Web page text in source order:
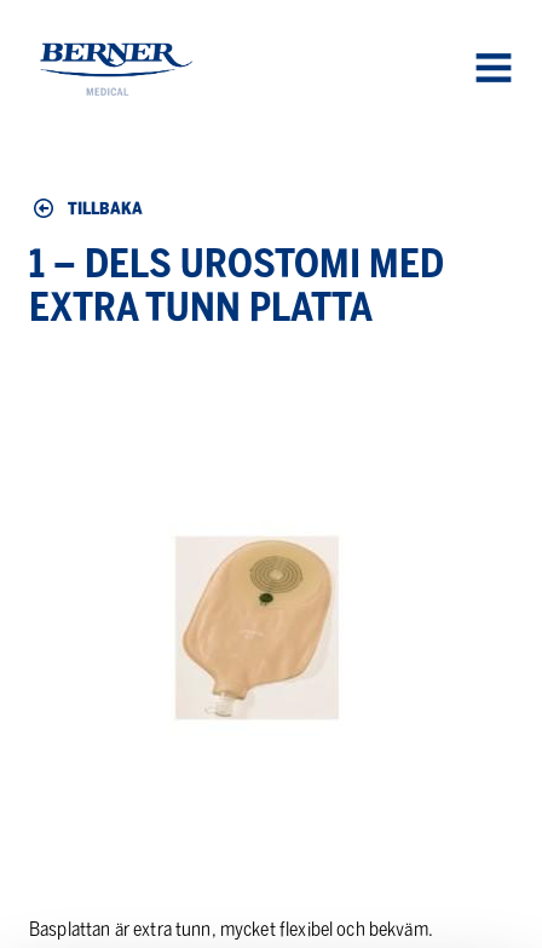
TILLBAKA
1 – DELS UROSTOMI MED
EXTRA TUNN PLATTA
Basplattan är extra tunn, mycket flexibel och bekväm.